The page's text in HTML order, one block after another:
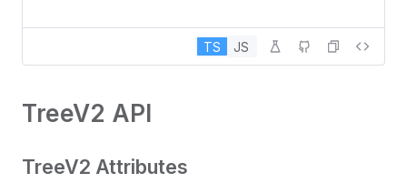
TS JS
TreeV2 API
TreeV2 Attributes